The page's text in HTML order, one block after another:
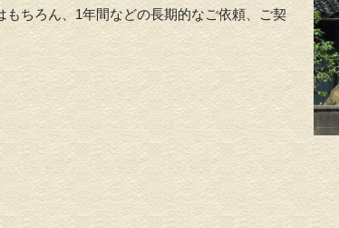
もちろん、1年間などの長期的なご依頼、ご契